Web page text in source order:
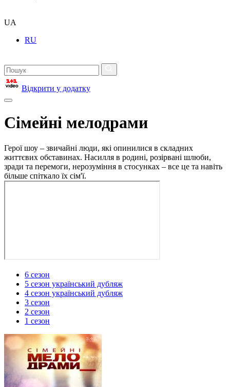
UA
RU
Відкрити у додатку
Сімейні мелодрами
Герої шоу – звичайні люди, які опинилися в складних
життєвих обставинах. Насилля в родині, розірвані шлюби,
зради та перемоги, нерозуміння в стосунках – все це та навіть
більше спіткало їх сім'ї.
6 сезон
5 сезон український дубляж
4 сезон український дубляж
3 сезон
2 сезон
1 сезон